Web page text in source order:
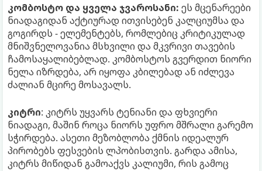
კომბოსტო და ყველა ჯვაროსანი: ეს მცენარეები
ნიადაგიდან აქტიურად ითვისებენ კალციუმსა და
გოგირდს - ელემენტებს, რომლებიც კრიტიკულად
მნიშვნელოვანია მსხვილი და მკვრივი თავების
ჩამოსაყალიბებლად. კომბოსტოს გვერდით ნიორი
ნელა იზრდება, არ იყოფა კბილებად ან იძლევა
ძალიან მცირე მოსავალს.
კიტრი: კიტრს უყვარს ტენიანი და ფხვიერი
ნიადაგი, მაშინ როცა ნიორს უფრო მშრალი გარემო
სჭირდება. ასეთი მეზობლობა ქმნის იდეალურ
პირობებს ფესვების ლპობისთვის. გარდა ამისა,
კიტრს მიწიდან გამოაქვს კალიუმი, რის გამოც